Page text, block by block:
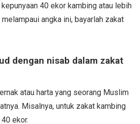
40 ekor kambing atau lebih
angka ini, bayarlah zakat
dengan nisab dalam zakat
atau harta yang seorang Muslim
Misalnya, untuk zakat kambing
ekor.